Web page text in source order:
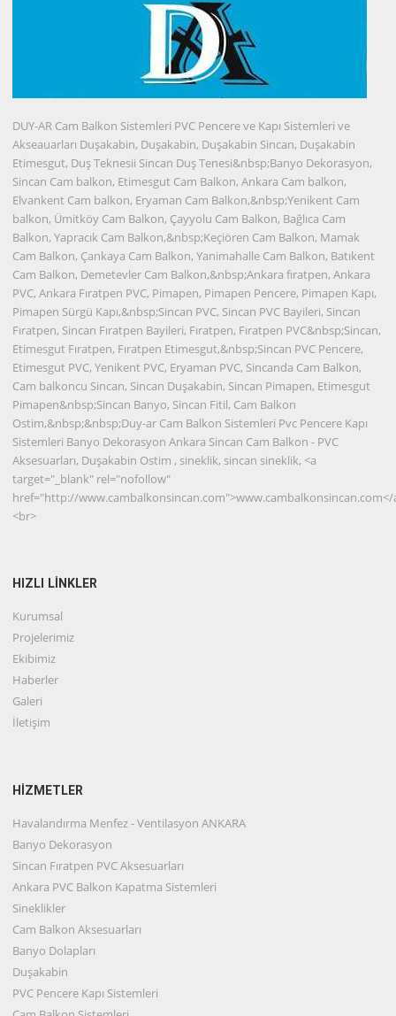
DUY-AR Cam Balkon Sistemleri PVC Pencere ve Kapı Sistemleri ve
Akseauarları Duşakabin, Duşakabin, Duşakabin Sincan, Duşakabin
Etimesgut, Duş Teknesii Sincan Duş Tenesi&nbsp;Banyo Dekorasyon,
Sincan Cam balkon, Etimesgut Cam Balkon, Ankara Cam balkon,
Elvankent Cam balkon, Eryaman Cam Balkon,&nbsp;Yenikent Cam
balkon, Ümitköy Cam Balkon, Çayyolu Cam Balkon, Bağlıca Cam
Balkon, Yapracık Cam Balkon,&nbsp;Keçiören Cam Balkon, Mamak
Cam Balkon, Çankaya Cam Balkon, Yanimahalle Cam Balkon, Batıkent
Cam Balkon, Demetevler Cam Balkon,&nbsp;Ankara fıratpen, Ankara
PVC, Ankara Fıratpen PVC, Pimapen, Pimapen Pencere, Pimapen Kapı,
Pimapen Sürgü Kapı,&nbsp;Sincan PVC, Sincan PVC Bayileri, Sincan
Fıratpen, Sincan Fıratpen Bayileri, Fıratpen, Fıratpen PVC&nbsp;Sincan,
Etimesgut Fıratpen, Fıratpen Etimesgut,&nbsp;Sincan PVC Pencere,
Etimesgut PVC, Yenikent PVC, Eryaman PVC, Sincanda Cam Balkon,
Cam balkoncu Sincan, Sincan Duşakabin, Sincan Pimapen, Etimesgut
Pimapen&nbsp;Sincan Banyo, Sincan Fitil, Cam Balkon
Ostim,&nbsp;&nbsp;Duy-ar Cam Balkon Sistemleri Pvc Pencere Kapı
Sistemleri Banyo Dekorasyon Ankara Sincan Cam Balkon - PVC
Aksesuarları, Duşakabin Ostim , sineklik, sincan sineklik, <a
target="_blank" rel="nofollow"
href="http://www.cambalkonsincan.com">www.cambalkonsincan.com</
<br>
HIZLI LİNKLER
Kurumsal
Projelerimiz
Ekibimiz
Haberler
Galeri
İletişim
HİZMETLER
Havalandırma Menfez - Ventilasyon ANKARA
Banyo Dekorasyon
Sincan Fıratpen PVC Aksesuarları
Ankara PVC Balkon Kapatma Sistemleri
Sineklikler
Cam Balkon Aksesuarları
Banyo Dolapları
Duşakabin
PVC Pencere Kapı Sistemleri